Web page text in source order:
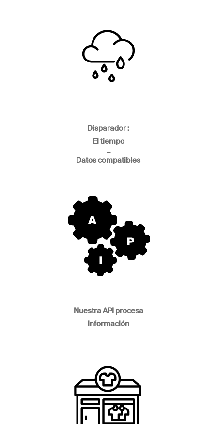
Disparador :
El tiempo
=
Datos compatibles
Nuestra API procesa
información